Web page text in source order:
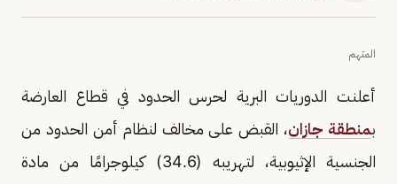
المتهم
أعلنت الدوريات البرية لحرس الحدود في قطاع العارضة
بمنطقة جازان، القبض على مخالف لنظام أمن الحدود من
الجنسية الإثيوبية، لتهريبه (34.6) كيلوجرامًا من مادة